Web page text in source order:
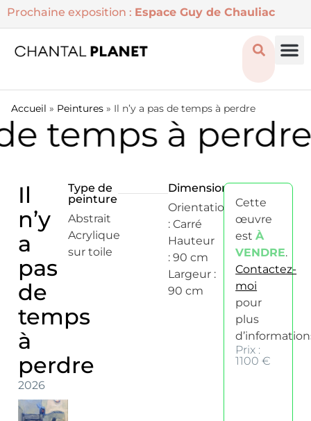
Prochaine exposition : Espace Guy de Chauliac
Accueil » Peintures » Il n’y a pas de temps à perdre
temps à perdre
Il
n’y
a
pas
de
temps
à
perdre
2026
Type de
peinture
Abstrait
Acrylique
sur toile
Dimensions
Orientation
: Carré
Hauteur
: 90 cm
Largeur :
90 cm
Cette
œuvre
estÀ
VENDRE.
Contactez-
moi
pour
plus
Prix :
1100 €